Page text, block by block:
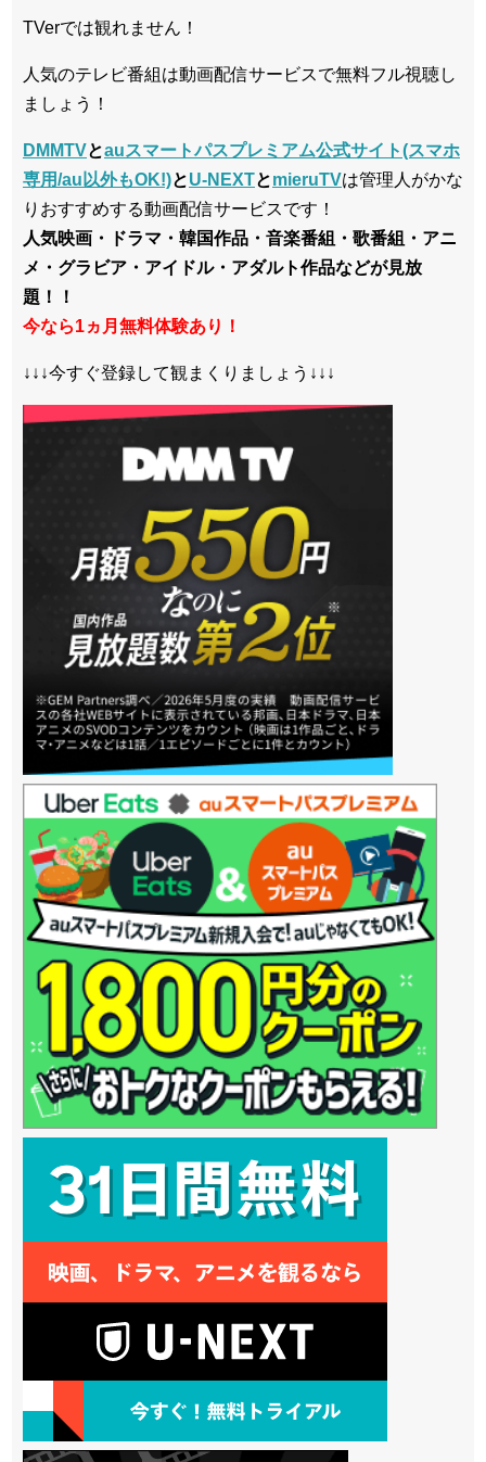
TVerでは観れません！
人気のテレビ番組は動画配信サービスで無料フル視聴し
ましょう！
DMMTVとauスマートパスプレミアム公式サイト(スマホ
専用/au以外もOK!)とU-NEXTとmieruTVは管理人がかな
りおすすめする動画配信サービスです！
人気映画・ドラマ・韓国作品・音楽番組・歌番組・アニ
メ・グラビア・アイドル・アダルト作品などが見放
題！！
今なら1ヵ月無料体験あり！
↓↓↓今すぐ登録して観まくりましょう↓↓↓